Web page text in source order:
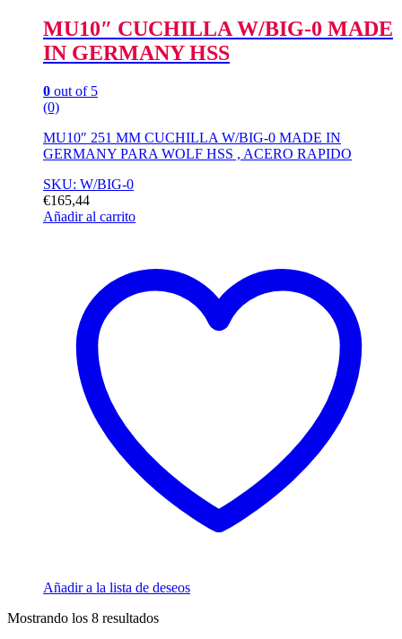
MU10″ CUCHILLA W/BIG-0 MADE
IN GERMANY HSS
0 out of 5
(0)
MU10″ 251 MM CUCHILLA W/BIG-0 MADE IN
GERMANY PARA WOLF HSS , ACERO RAPIDO
SKU: W/BIG-0
€165,44
Añadir al carrito
Añadir a la lista de deseos
Mostrando los 8 resultados